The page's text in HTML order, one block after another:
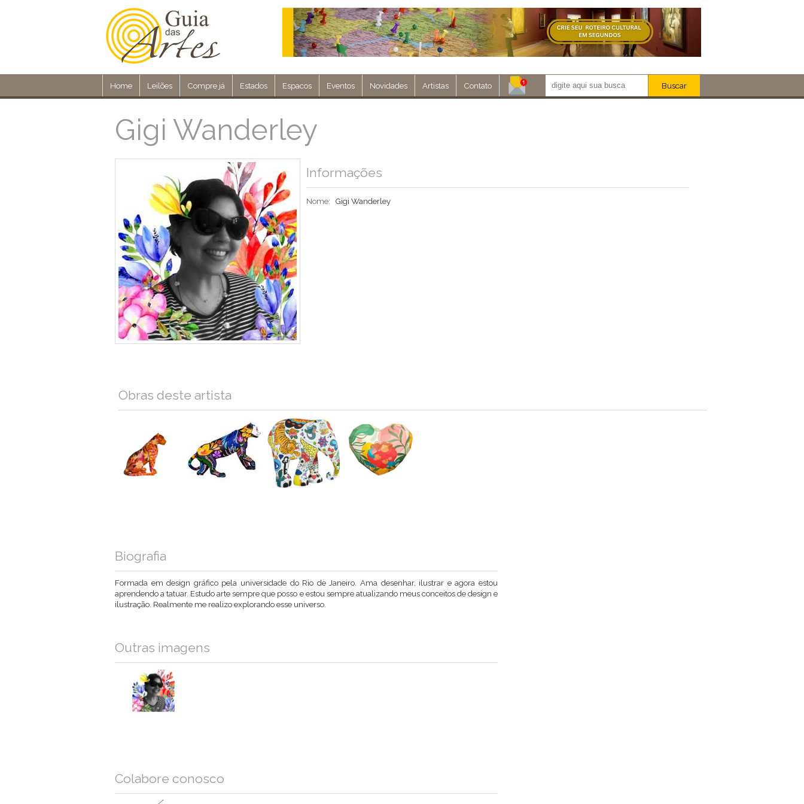
Home Leilões Compre já Estados Espacos Eventos Novidades Artistas Contato Buscar
Gigi Wanderley
Informações
Nome: Gigi Wanderley
Obras deste artista
Biografia
Formada em design gráfico pela universidade do Rio de Janeiro. Ama desenhar, ilustrar e agora estou
aprendendo a tatuar. Estudo arte sempre que posso e estou sempre atualizando meus conceitos de design e
ilustração. Realmente me realizo explorando esse universo.
Outras imagens
Colabore conosco